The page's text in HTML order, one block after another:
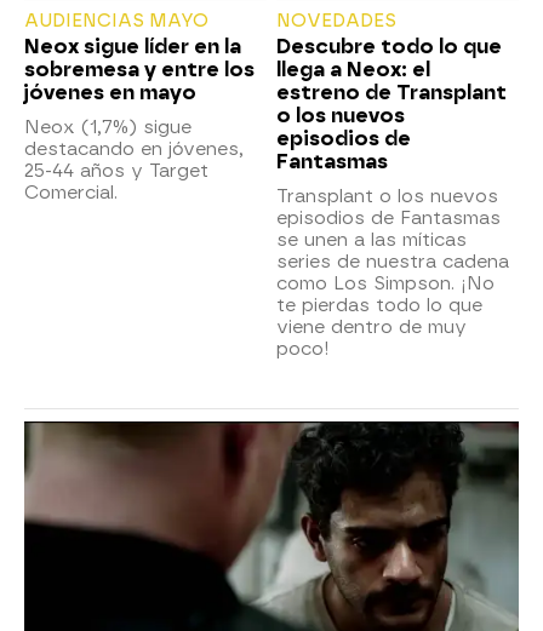
AUDIENCIAS MAYO
Neox sigue líder en la
sobremesa y entre los
jóvenes en mayo
Neox (1,7%) sigue
destacando en jóvenes,
25-44 años y Target
Comercial.
NOVEDADES
Descubre todo lo que
llega a Neox: el
estreno de Transplant
o los nuevos
episodios de
Fantasmas
Transplant o los nuevos
episodios de Fantasmas
se unen a las míticas
series de nuestra cadena
como Los Simpson. ¡No
te pierdas todo lo que
viene dentro de muy
poco!